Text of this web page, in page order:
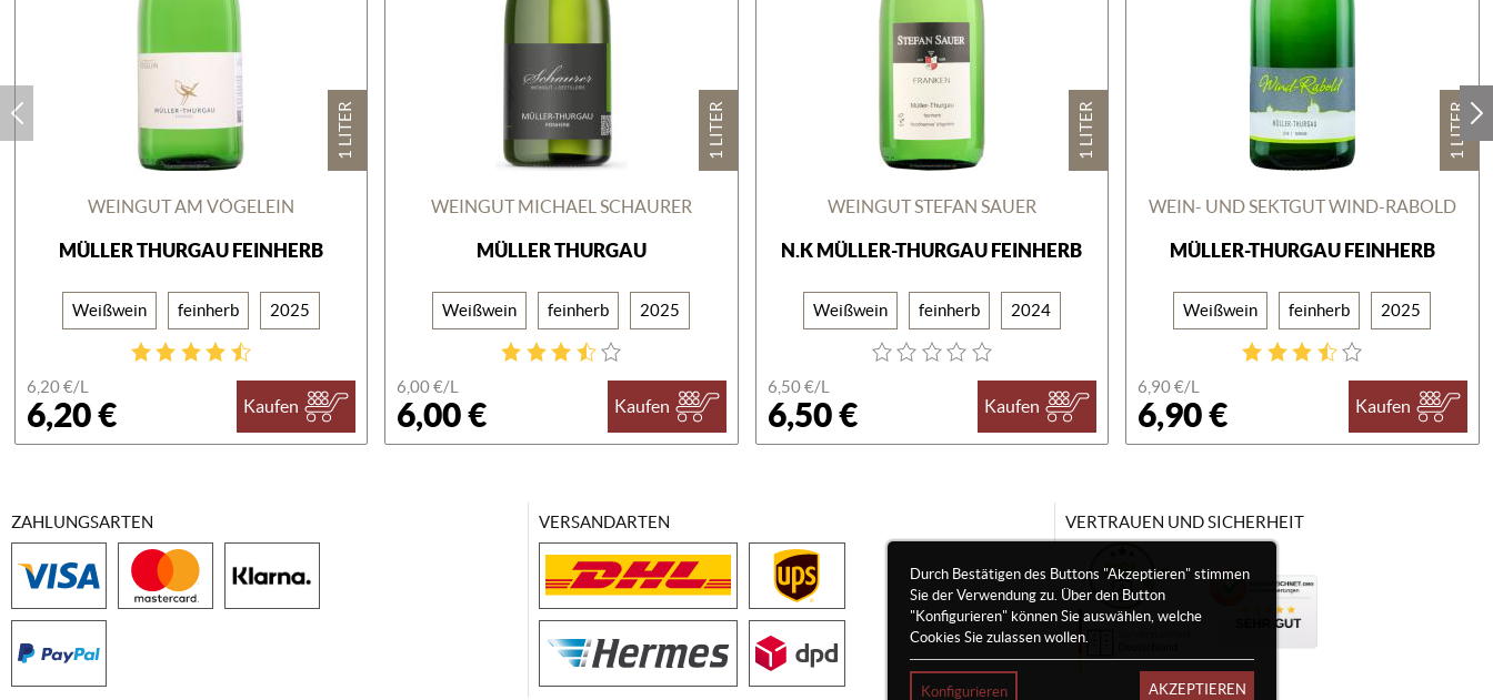
1 LITER
WEINGUT AM VÖGELEIN
MÜLLER THURGAU FEINHERB
Weißwein feinherb 2025
6,20 €/L
6,20 € Kaufen
1 LITER
WEINGUT MICHAEL SCHAURER
MÜLLER THURGAU
Weißwein feinherb 2025
6,00 €/L
6,00 € Kaufen
1 LITER
WEINGUT STEFAN SAUER
N.K MÜLLER-THURGAU FEINHERB
Weißwein feinherb 2024
6,50 €/L
6,50 € Kaufen
1 LITER
WEIN- UND SEKTGUT WIND-RABOLD
MÜLLER-THURGAU FEINHERB
Weißwein feinherb 2025
6,90 €/L
6,90 € Kaufen
Durch Bestätigen des Buttons "Akzeptieren" stimmen
Sie der Verwendung zu. Über den Button
"Konfigurieren" können Sie auswählen, welche
Cookies Sie zulassen wollen.
Konfigurieren AKZEPTIEREN
ZAHLUNGSARTEN VERSANDARTEN VERTRAUEN UND SICHERHEIT